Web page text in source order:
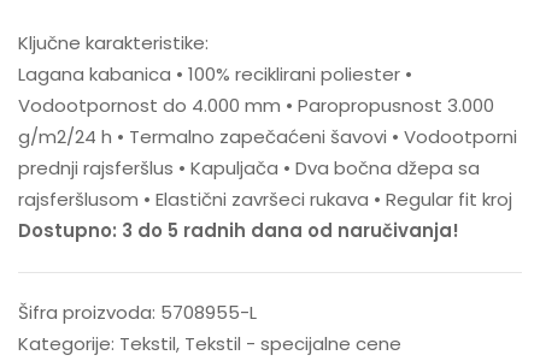
Ključne karakteristike:
Lagana kabanica • 100% reciklirani poliester •
Vodootpornost do 4.000 mm • Paropropusnost 3.000
g/m2/24 h • Termalno zapečaćeni šavovi • Vodootporni
prednji rajsferšlus • Kapuljača • Dva bočna džepa sa
rajsferšlusom • Elastični završeci rukava • Regular fit kroj
Dostupno: 3 do 5 radnih dana od naručivanja!
Šifra proizvoda: 5708955-L
Kategorije: Tekstil, Tekstil - specijalne cene